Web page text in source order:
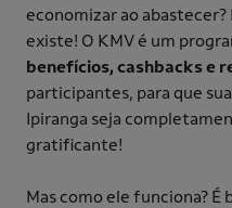
economizar ao
existe! O KMV é um
benefícios, cashbacks e
participantes, para que
Ipiranga seja
gratificante!
Mas como ele funciona? É